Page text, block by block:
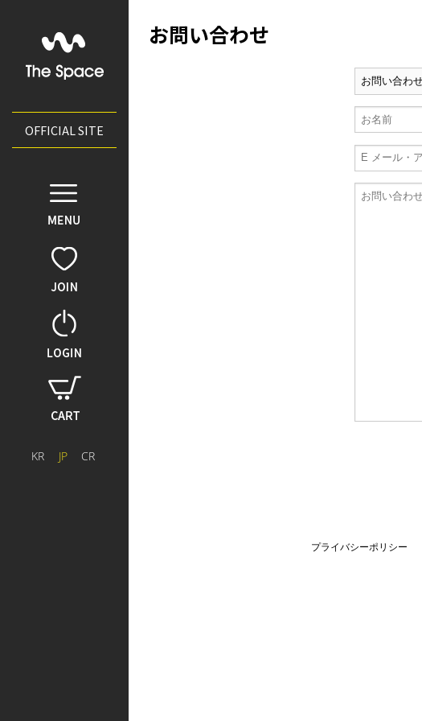
OFFICIAL SITE
INFORMATION
HYUNBIN CIRCLE
SUPPORT
REPORT
FAN LETTER
WEBZINE
ARCHIVE
OFFICIAL SITE
KR
JP CR
お問い合わせ
プライバシーポリシー